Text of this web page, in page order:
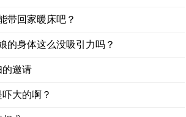
带回家暖床吧？
的身体这么没吸引力吗？
的邀请
大的啊？